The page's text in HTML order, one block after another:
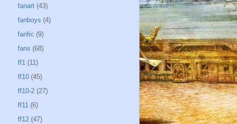
fanart (43)
fanboys (4)
fanfic (9)
fans (68)
ff1 (11)
ff10 (45)
ff10-2 (27)
ff11 (6)
ff12 (47)